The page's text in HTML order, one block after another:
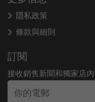
隱私政策
條款與細則
訂閱
接收銷售新聞和獨家店內